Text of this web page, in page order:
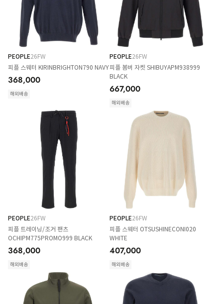
PEOPLE26FW
피플 스웨터 KIRINBRIGHTON790 NAVY
368,000
해외배송
PEOPLE26FW
피플 봄버 자켓 SHIBUYAPM938999
BLACK
667,000
해외배송
PEOPLE26FW
피플 트레이닝/조거 팬츠
OCHIPM775PROMO999 BLACK
368,000
해외배송
PEOPLE26FW
피플 스웨터 OTSUSHINECONI020
WHITE
407,000
해외배송